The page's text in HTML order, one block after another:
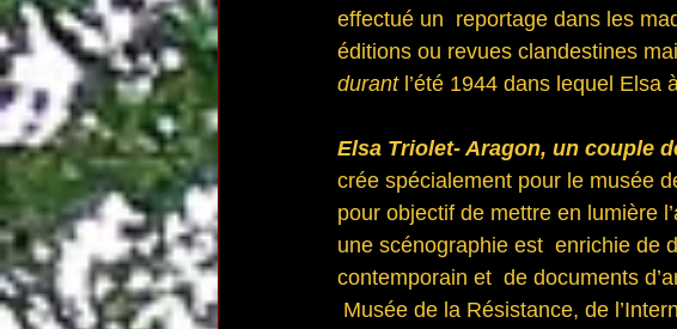
effectué un  reportage dans les
éditions ou revues clandestines
durant l’été 1944 dans lequel
Elsa Triolet- Aragon, un couple
crée spécialement pour le musée
pour objectif de mettre en lumière
une scénographie est  enrichie de
contemporain et  de documents
Musée de la Résistance, de